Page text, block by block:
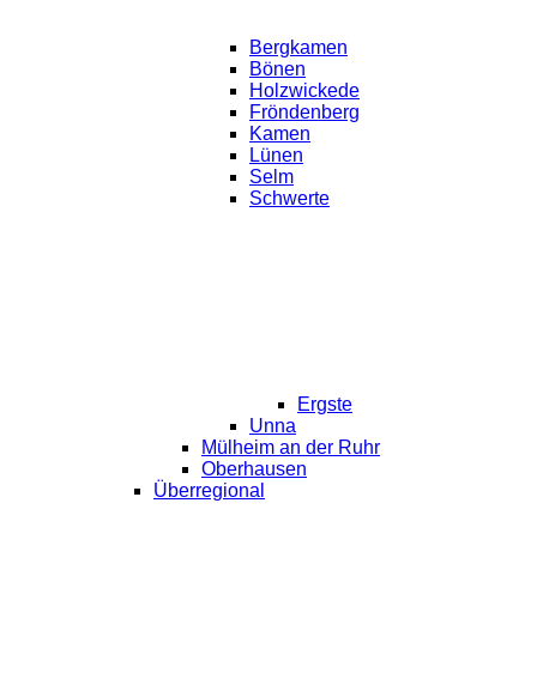
Bergkamen
Bönen
Holzwickede
Fröndenberg
Kamen
Lünen
Selm
Schwerte
Ergste
Unna
Mülheim an der Ruhr
Oberhausen
Überregional